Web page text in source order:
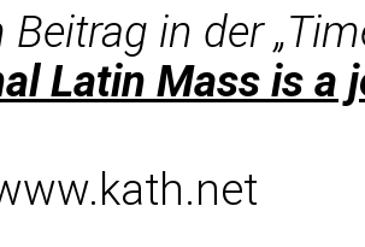
in der
Latin Mass is a